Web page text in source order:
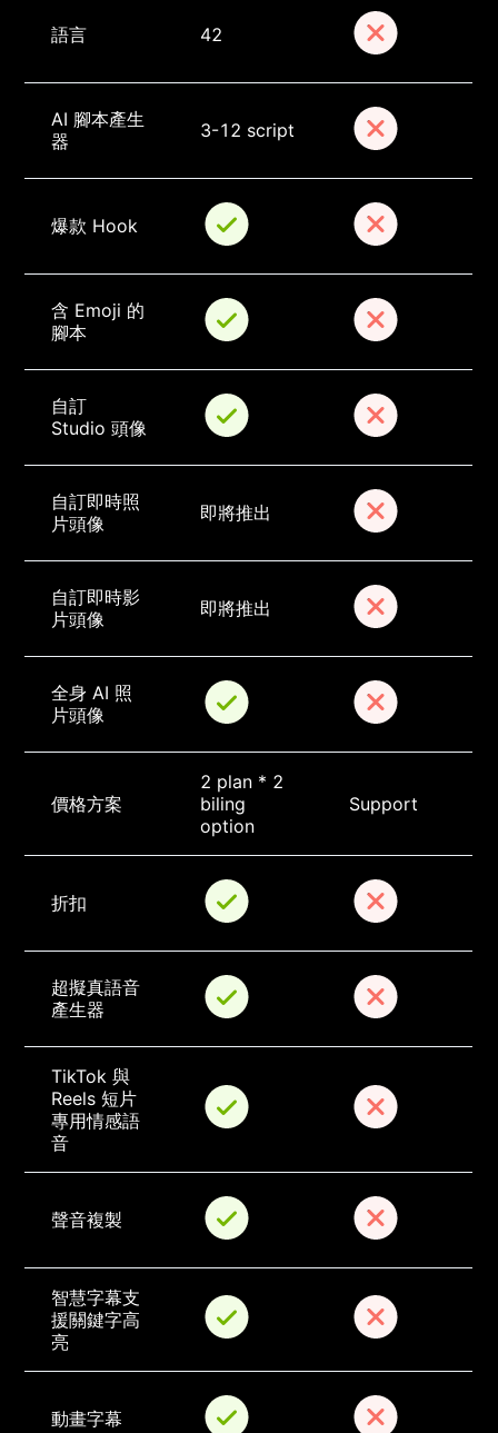
語言 42
AI 腳本產生
器
3-12 script
爆款 Hook
含 Emoji 的
腳本
自訂
Studio 頭像
自訂即時照
片頭像
即將推出
自訂即時影
片頭像
即將推出
全身 AI 照
片頭像
價格方案
2 plan * 2
biling
option
Support
折扣
超擬真語音
產生器
TikTok 與
Reels 短片
專用情感語
音
聲音複製
智慧字幕支
援關鍵字高
亮
動畫字幕